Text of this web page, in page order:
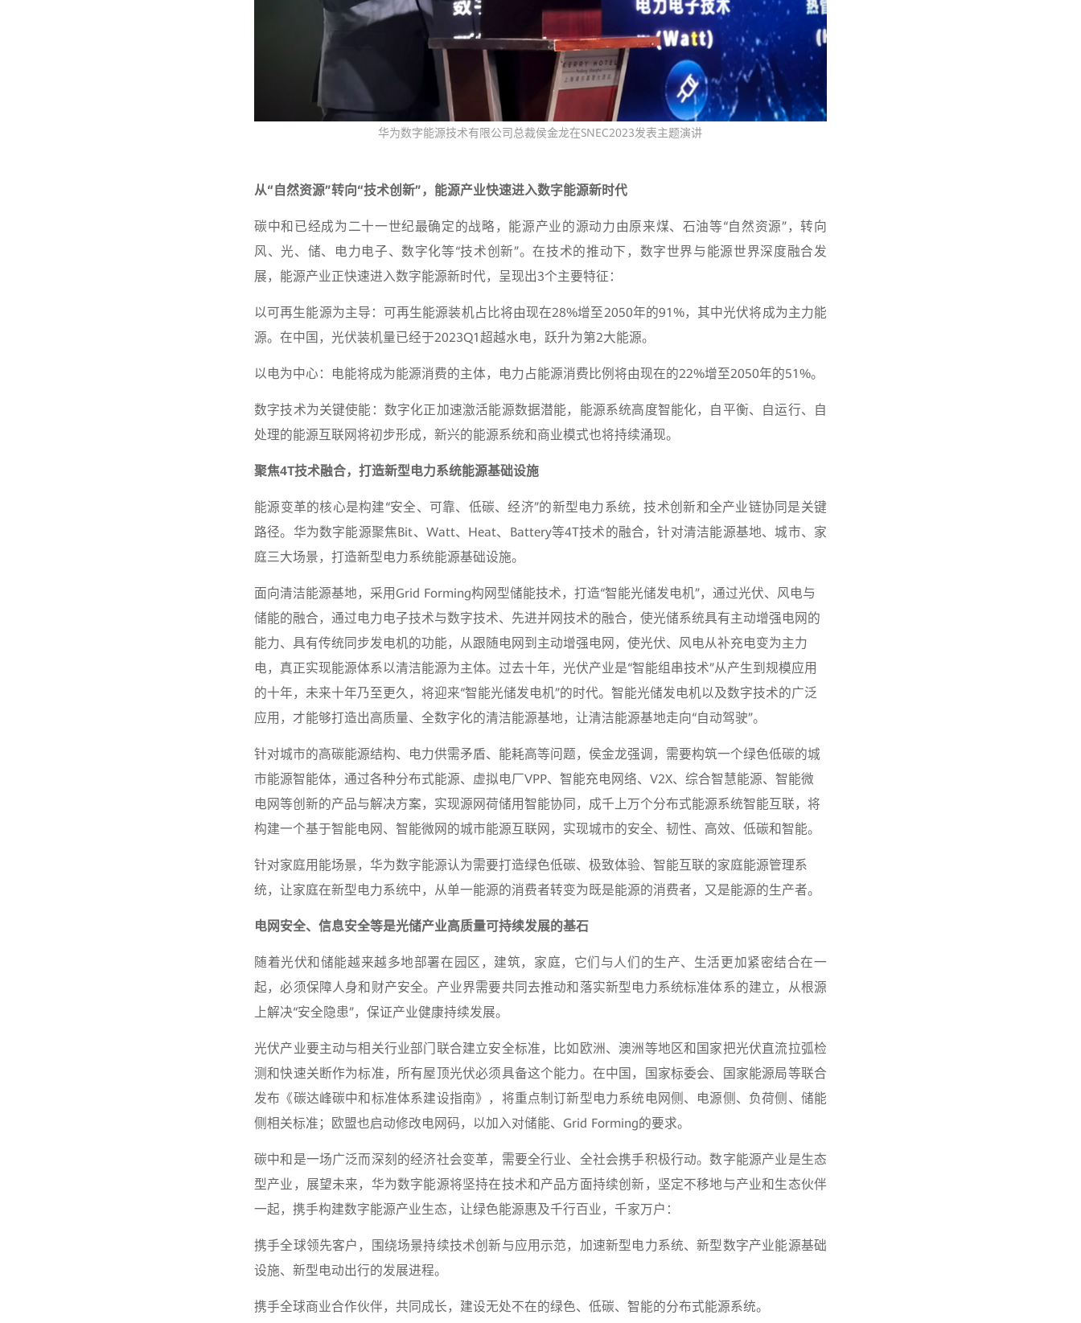
华为数字能源技术有限公司总裁侯金龙在SNEC2023发表主题演讲
从“自然资源”转向“技术创新”，能源产业快速进入数字能源新时代
碳中和已经成为二十一世纪最确定的战略，能源产业的源动力由原来煤、石油等“自然资源”，转向
风、光、储、电力电子、数字化等“技术创新”。在技术的推动下，数字世界与能源世界深度融合发
展，能源产业正快速进入数字能源新时代，呈现出3个主要特征：
以可再生能源为主导：可再生能源装机占比将由现在28%增至2050年的91%，其中光伏将成为主力能
源。在中国，光伏装机量已经于2023Q1超越水电，跃升为第2大能源。
以电为中心：电能将成为能源消费的主体，电力占能源消费比例将由现在的22%增至2050年的51%。
数字技术为关键使能：数字化正加速激活能源数据潜能，能源系统高度智能化，自平衡、自运行、自
处理的能源互联网将初步形成，新兴的能源系统和商业模式也将持续涌现。
聚焦4T技术融合，打造新型电力系统能源基础设施
能源变革的核心是构建“安全、可靠、低碳、经济”的新型电力系统，技术创新和全产业链协同是关键
路径。华为数字能源聚焦Bit、Watt、Heat、Battery等4T技术的融合，针对清洁能源基地、城市、家
庭三大场景，打造新型电力系统能源基础设施。
面向清洁能源基地，采用Grid Forming构网型储能技术，打造“智能光储发电机”，通过光伏、风电与
储能的融合，通过电力电子技术与数字技术、先进并网技术的融合，使光储系统具有主动增强电网的
能力、具有传统同步发电机的功能，从跟随电网到主动增强电网，使光伏、风电从补充电变为主力
电，真正实现能源体系以清洁能源为主体。过去十年，光伏产业是“智能组串技术”从产生到规模应用
的十年，未来十年乃至更久，将迎来“智能光储发电机”的时代。智能光储发电机以及数字技术的广泛
应用，才能够打造出高质量、全数字化的清洁能源基地，让清洁能源基地走向“自动驾驶”。
针对城市的高碳能源结构、电力供需矛盾、能耗高等问题，侯金龙强调，需要构筑一个绿色低碳的城
市能源智能体，通过各种分布式能源、虚拟电厂VPP、智能充电网络、V2X、综合智慧能源、智能微
电网等创新的产品与解决方案，实现源网荷储用智能协同，成千上万个分布式能源系统智能互联，将
构建一个基于智能电网、智能微网的城市能源互联网，实现城市的安全、韧性、高效、低碳和智能。
针对家庭用能场景，华为数字能源认为需要打造绿色低碳、极致体验、智能互联的家庭能源管理系
统，让家庭在新型电力系统中，从单一能源的消费者转变为既是能源的消费者，又是能源的生产者。
电网安全、信息安全等是光储产业高质量可持续发展的基石
随着光伏和储能越来越多地部署在园区，建筑，家庭，它们与人们的生产、生活更加紧密结合在一
起，必须保障人身和财产安全。产业界需要共同去推动和落实新型电力系统标准体系的建立，从根源
上解决“安全隐患”，保证产业健康持续发展。
光伏产业要主动与相关行业部门联合建立安全标准，比如欧洲、澳洲等地区和国家把光伏直流拉弧检
测和快速关断作为标准，所有屋顶光伏必须具备这个能力。在中国，国家标委会、国家能源局等联合
发布《碳达峰碳中和标准体系建设指南》，将重点制订新型电力系统电网侧、电源侧、负荷侧、储能
侧相关标准；欧盟也启动修改电网码，以加入对储能、Grid Forming的要求。
碳中和是一场广泛而深刻的经济社会变革，需要全行业、全社会携手积极行动。数字能源产业是生态
型产业，展望未来，华为数字能源将坚持在技术和产品方面持续创新，坚定不移地与产业和生态伙伴
一起，携手构建数字能源产业生态，让绿色能源惠及千行百业，千家万户：
携手全球领先客户，围绕场景持续技术创新与应用示范，加速新型电力系统、新型数字产业能源基础
设施、新型电动出行的发展进程。
携手全球商业合作伙伴，共同成长，建设无处不在的绿色、低碳、智能的分布式能源系统。